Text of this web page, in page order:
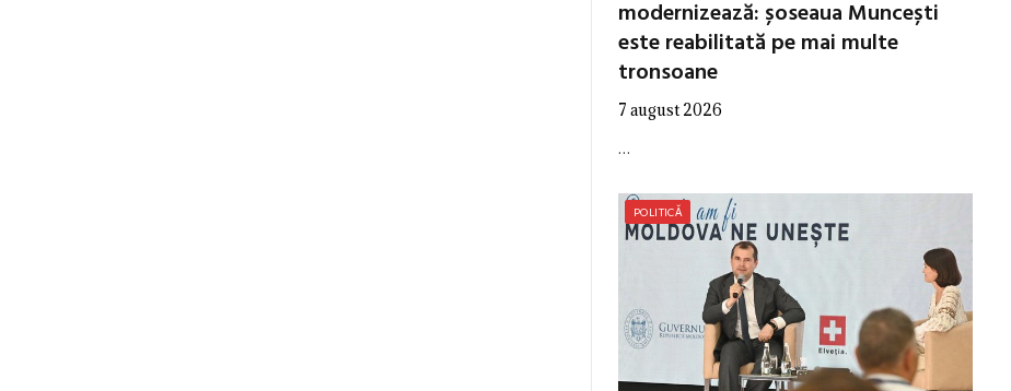
modernizează: șoseaua Muncești
este reabilitată pe mai multe
tronsoane
7 august 2026
…
POLITICĂ